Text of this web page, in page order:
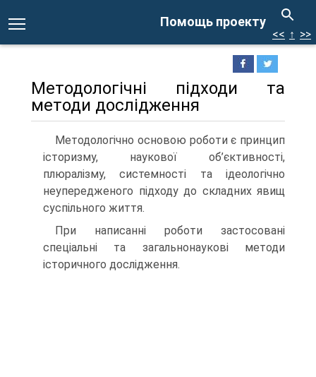
Помощь проекту
<< ↑ >>
Методологічні підходи та
методи дослідження
Методологічно основою роботи є принцип
історизму, наукової об’єктивності,
плюралізму, системності та ідеологічно
неупередженого підходу до складних явищ
суспільного життя.
При написанні роботи застосовані
спеціальні та загальнонаукові методи
історичного дослідження.